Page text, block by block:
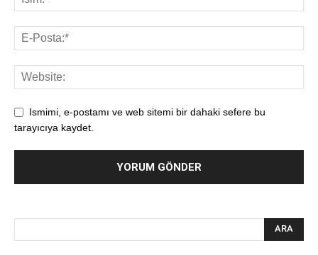
Ismimi, e-postamı ve web sitemi bir dahaki sefere bu
tarayıcıya kaydet.